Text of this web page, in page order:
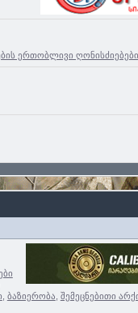
ერთობლივი ღონისძიებები
ბაზიერობა შემეცნებითი